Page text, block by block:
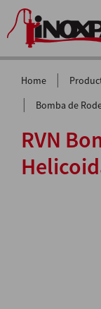
Home |
| Bomba de
RVN